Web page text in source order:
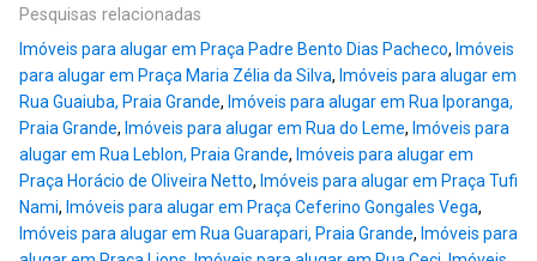
Pesquisas relacionadas
Imóveis para alugar em Praça Padre Bento Dias Pacheco, Imóveis
para alugar em Praça Maria Zélia da Silva, Imóveis para alugar em
Rua Guaiuba, Praia Grande, Imóveis para alugar em Rua Iporanga,
Praia Grande, Imóveis para alugar em Rua do Leme, Imóveis para
alugar em Rua Leblon, Praia Grande, Imóveis para alugar em
Praça Horácio de Oliveira Netto, Imóveis para alugar em Praça Tufi
Nami, Imóveis para alugar em Praça Ceferino Gongales Vega,
Imóveis para alugar em Rua Guarapari, Praia Grande, Imóveis para